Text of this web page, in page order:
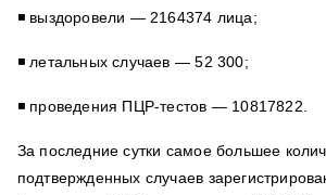
◾️ выздоровели — 2164374 лица;
◾️ летальных случаев — 52 300;
◾️ проведения ПЦР-тестов — 10817822.
За последние сутки самое большее
подтвержденных случаев